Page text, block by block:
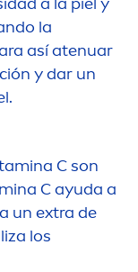
la
así atenuar
y dar un
a C son
a C ayuda a
un extra de
los